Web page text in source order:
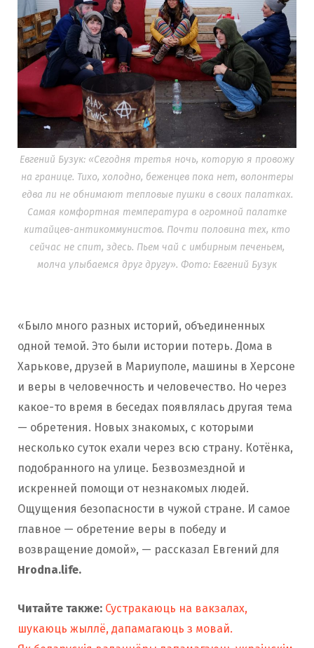
Евгений Бузук: «Сегодня третья ночь, которую я провожу
на границе. Тихо, холодно, беженцев пока нет, волонтеры
едва ли не обнимают тепловые пушки в своих палатках.
Самая комфортная температура в огромной палатке
китайцев-антикоммунистов. Почти половина тех, кто
сейчас не спит, здесь. Пьем чай с имбирным печеньем,
молча улыбаемся друг другу». Фото: Евгений Бузук
«Было много разных историй, объединенных
одной темой. Это были истории потерь. Дома в
Харькове, друзей в Мариуполе, машины в Херсоне
и веры в человечность и человечество. Но через
какое-то время в беседах появлялась другая тема
— обретения. Новых знакомых, с которыми
несколько суток ехали через всю страну. Котёнка,
подобранного на улице. Безвозмездной и
искренней помощи от незнакомых людей.
Ощущения безопасности в чужой стране. И самое
главное — обретение веры в победу и
возвращение домой», — рассказал Евгений для
Hrodna.life.
Читайте также: Сустракаюць на вакзалах,
шукаюць жыллё, дапамагаюць з мовай.